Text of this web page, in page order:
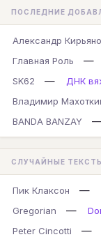
ПОСЛЕДНИЕ
Александр
Главная Роль
—
SK62
—
ДНК
Владимир
BANDA BANZAY
СЛУЧАЙНЫЕ
Пик Клаксон —
Gregorian
—
Peter Cincotti
—